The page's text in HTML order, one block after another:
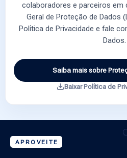
colaboradores e parceiros em
Geral de Proteção de Dados
Política de Privacidade e fale
Dados.
Saiba mais sobre
Baixar Política de
APROVEITE